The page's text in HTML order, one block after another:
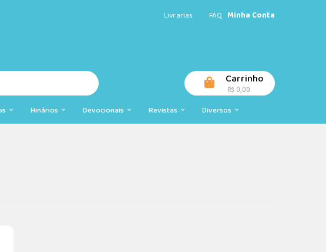
Livrarias FAQ Minha Conta
Carrinho
R$ 0,00
Hinários Devocionais Revistas Diversos